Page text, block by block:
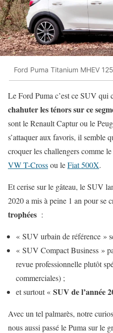
Ford Puma Titanium MHEV
Le Ford Puma c’est ce SUV qui
chahuter les ténors sur ce
sont le Renault Captur ou le
s’attaquer aux favoris, il semble
croquer les challengers comme
VW T-Crossou leFiat 500X.
Et cerise sur le gâteau, le SUV
2020 a mis à peine 1 an pour se
trophées :
« SUV urbain de référence »
« SUV Compact Business »
revue professionnelle plutôt
commerciales) ;
et surtout « SUV de l’année
Avec un tel palmarès, notre
nous aussi passé le Puma sur le